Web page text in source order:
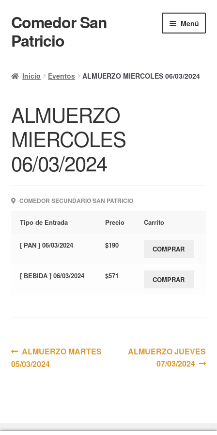
Ir
a
la
Ir
al
contenido
Comedor San
Patricio
Menú
Calendario
Mi cuenta
Ayuda Rapida
Finalizar compra
Inicio Eventos ALMUERZO MIERCOLES 06/03/2024
ALMUERZO
MIERCOLES
06/03/2024
COMEDOR SECUNDARIO SAN PATRICIO
Tipo de Entrada Precio Carrito
[ PAN ] 06/03/2024 $190 COMPRAR
[ BEBIDA ] 06/03/2024 $571 COMPRAR
Navegación
de
Anterior:
ALMUERZO MARTES
05/03/2024
Siguiente:
ALMUERZO JUEVES
07/03/2024